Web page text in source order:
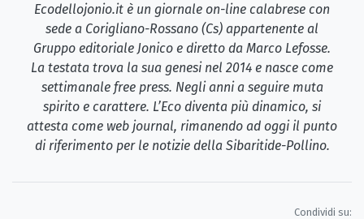
Ecodellojonio.it è un giornale on-line calabrese con
sede a Corigliano-Rossano (Cs) appartenente al
Gruppo editoriale Jonico e diretto da Marco Lefosse.
La testata trova la sua genesi nel 2014 e nasce come
settimanale free press. Negli anni a seguire muta
spirito e carattere. L’Eco diventa più dinamico, si
attesta come web journal, rimanendo ad oggi il punto
di riferimento per le notizie della Sibaritide-Pollino.
Condividi su: